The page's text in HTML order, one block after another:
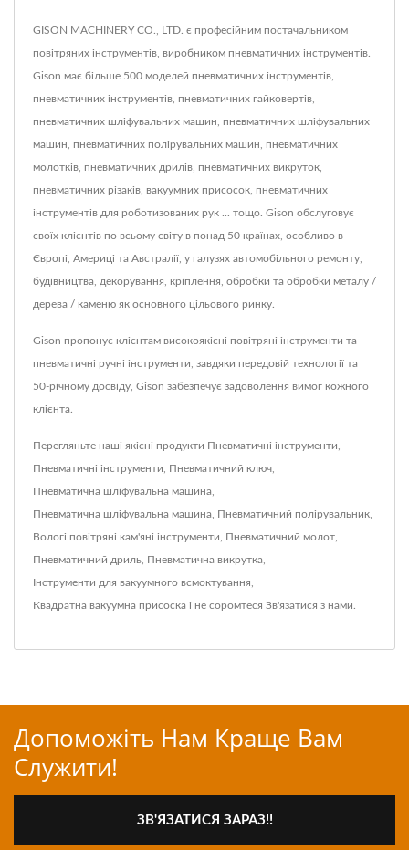
GISON MACHINERY CO., LTD. є професійним постачальником
повітряних інструментів, виробником пневматичних інструментів.
Gison має більше 500 моделей пневматичних інструментів,
пневматичних інструментів, пневматичних гайковертів,
пневматичних шліфувальних машин, пневматичних шліфувальних
машин, пневматичних полірувальних машин, пневматичних
молотків, пневматичних дрилів, пневматичних викруток,
пневматичних різаків, вакуумних присосок, пневматичних
інструментів для роботизованих рук ... тощо. Gison обслуговує
своїх клієнтів по всьому світу в понад 50 країнах, особливо в
Європі, Америці та Австралії, у галузях автомобільного ремонту,
будівництва, декорування, кріплення, обробки та обробки металу /
дерева / каменю як основного цільового ринку.
Gison пропонує клієнтам високоякісні повітряні інструменти та
пневматичні ручні інструменти, завдяки передовій технології та
50-річному досвіду, Gison забезпечує задоволення вимог кожного
клієнта.
Перегляньте наші якісні продукти Пневматичні інструменти
Пневматичні інструменти Пневматичний ключ
Пневматична шліфувальна машина
Пневматична шліфувальна машина Пневматичний полірувальник
Вологі повітряні кам'яні інструменти Пневматичний молот
Пневматичний дриль Пневматична викрутка
Інструменти для вакуумного всмоктування
Квадратна вакуумна присоска і не соромтеся Зв'язатися з нами
Допоможіть Нам Краще Вам
Служити!
ЗВ'ЯЗАТИСЯ ЗАРАЗ!!